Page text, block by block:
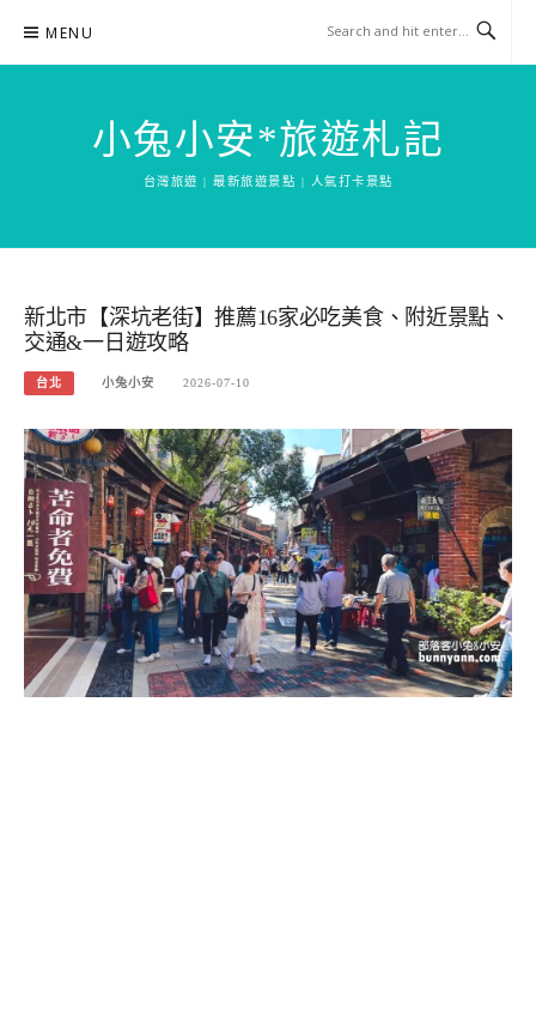
content
MENU
小兔小安*旅遊札記
台灣旅遊 | 最新旅遊景點 | 人氣打卡景點
新北市【深坑老街】推薦16家必吃美食、附近景點、
交通&一日遊攻略
台北 小兔小安 2026-07-10